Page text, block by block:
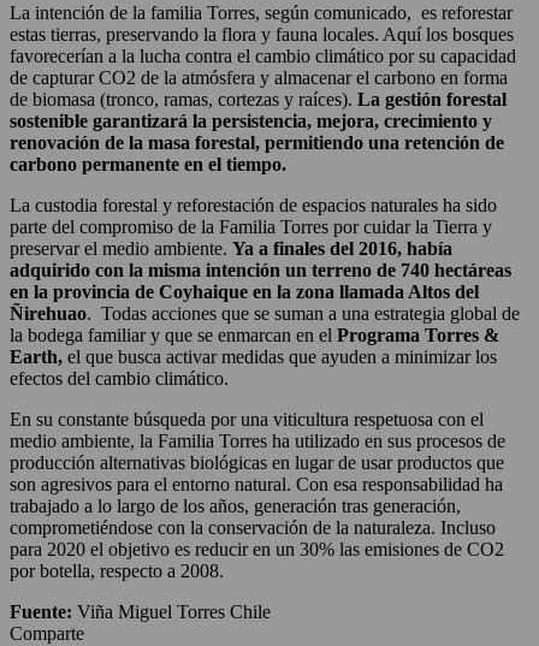
La intención de la familia Torres, según comunicado, es reforestar
estas tierras, preservando la flora y fauna locales. Aquí los bosques
favorecerían a la lucha contra el cambio climático por su capacidad
de capturar CO2 de la atmósfera y almacenar el carbono en forma
de biomasa (tronco, ramas, cortezas y raíces). La gestión forestal
sostenible garantizará la persistencia, mejora, crecimiento y
renovación de la masa forestal, permitiendo una retención de
carbono permanente en el tiempo.
La custodia forestal y reforestación de espacios naturales ha sido
parte del compromiso de la Familia Torres por cuidar la Tierra y
preservar el medio ambiente. Ya a finales del 2016, había
adquirido con la misma intención un terreno de 740 hectáreas
en la provincia de Coyhaique en la zona llamada Altos del
Ñirehuao. Todas acciones que se suman a una estrategia global de
la bodega familiar y que se enmarcan en el Programa Torres &
Earth, el que busca activar medidas que ayuden a minimizar los
efectos del cambio climático.
En su constante búsqueda por una viticultura respetuosa con el
medio ambiente, la Familia Torres ha utilizado en sus procesos de
producción alternativas biológicas en lugar de usar productos que
son agresivos para el entorno natural. Con esa responsabilidad ha
trabajado a lo largo de los años, generación tras generación,
comprometiéndose con la conservación de la naturaleza. Incluso
para 2020 el objetivo es reducir en un 30% las emisiones de CO2
por botella, respecto a 2008.
Fuente: Viña Miguel Torres Chile
Comparte